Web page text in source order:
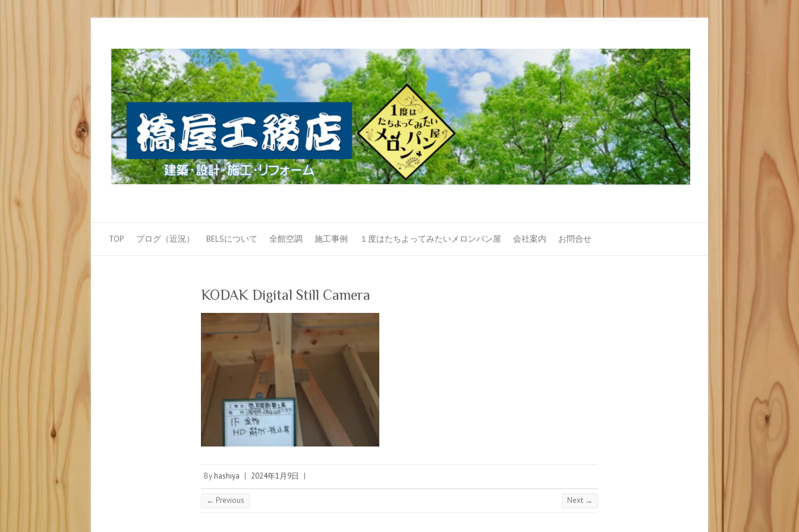
TOP ブログ（近況） BELSについて 全館空調 施工事例 １度はたちよってみたいメロンパン屋 会社案内 お問合せ
KODAK Digital Still Camera
By hashiya | 2024年1月9日 |
← Previous Next →